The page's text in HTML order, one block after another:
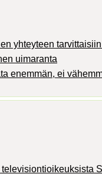
yhteyteen
uimaranta
enemmän, ei